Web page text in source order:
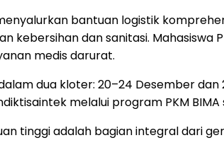
bantuan logistik
dan sanitasi. Mahasiswa
medis darurat.
dua kloter: 20–24 Desember
melalui program PKM
tinggi adalah bagian integral dari